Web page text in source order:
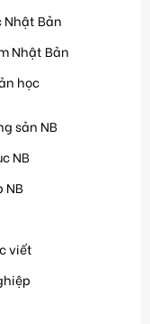
Nhật Bản
Nhật Bản
học
sản NB
NB
NB
viết